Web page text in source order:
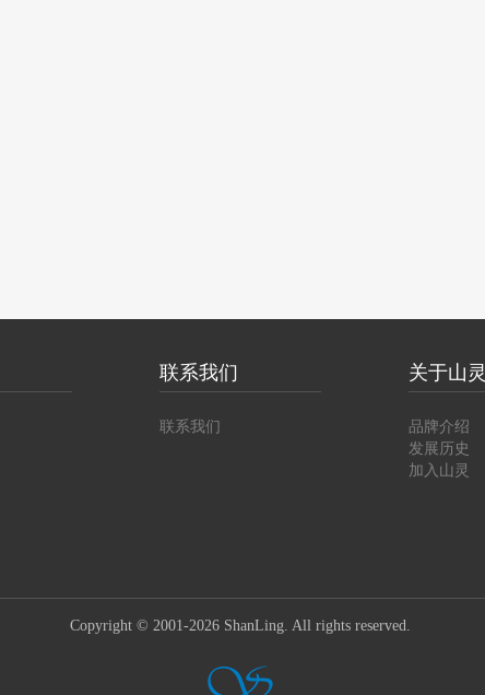
联系我们
联系我们
关于山灵
品牌介绍
发展历史
加入山灵
Copyright © 2001-2026 ShanLing. All rights reserved.